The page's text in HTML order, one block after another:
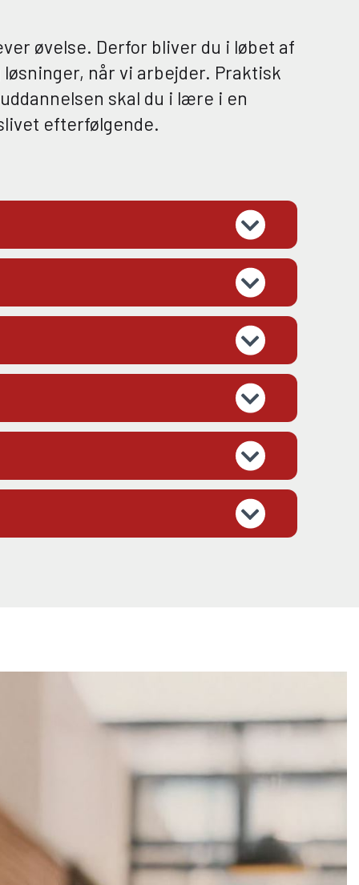
øvelse. Derfor bliver du i løbet af
når vi arbejder. Praktisk
skal du i lære i en
efterfølgende.